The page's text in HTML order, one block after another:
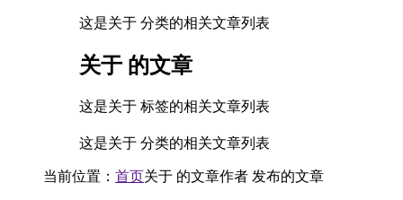
这是关于 分类的相关文章列表
关于 的文章
这是关于 标签的相关文章列表
这是关于 分类的相关文章列表
当前位置： 首页关于 的文章作者 发布的文章